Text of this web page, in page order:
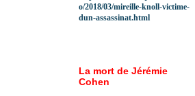
o/2018/03/mireille-knoll-victime-
dun-assassinat.html
La mort de Jérémie
Cohen